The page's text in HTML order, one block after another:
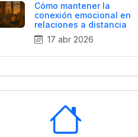
Cómo mantener la
conexión emocional en
relaciones a distancia
17 abr 2026